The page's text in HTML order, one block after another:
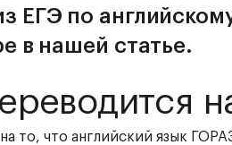
ЕГЭ по
в нашей статье.
то, что английский язык